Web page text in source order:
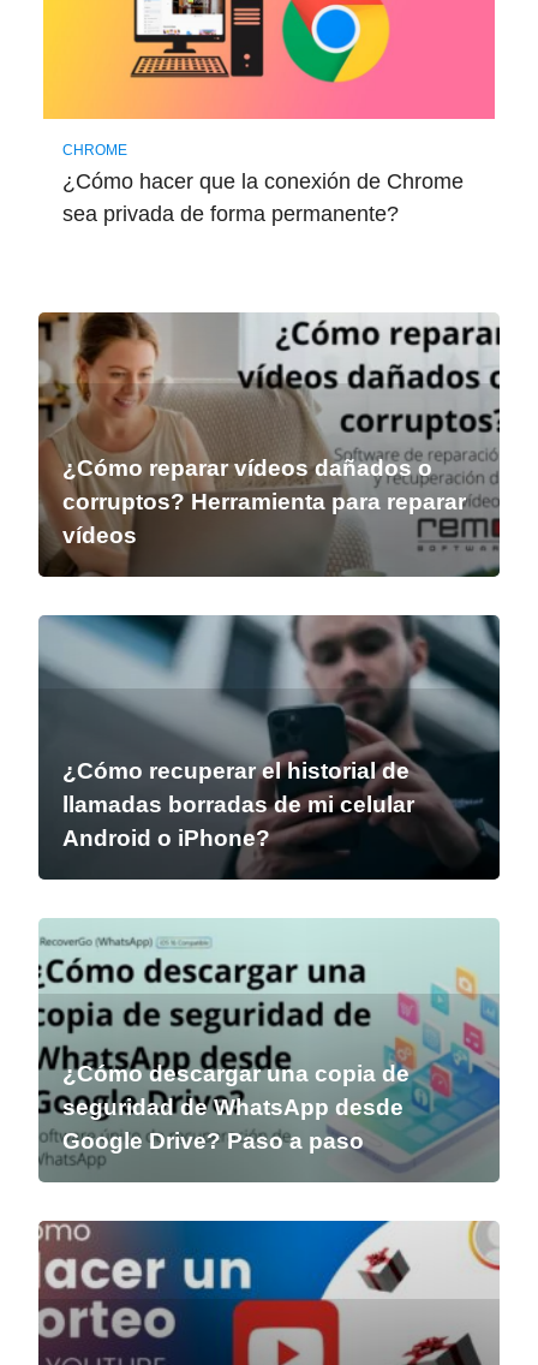
CHROME
¿Cómo hacer que la conexión de Chrome
sea privada de forma permanente?
¿Cómo reparar vídeos dañados o
corruptos? Herramienta para reparar
vídeos
¿Cómo recuperar el historial de
llamadas borradas de mi celular
Android o iPhone?
¿Cómo descargar una copia de
seguridad de WhatsApp desde
Google Drive? Paso a paso